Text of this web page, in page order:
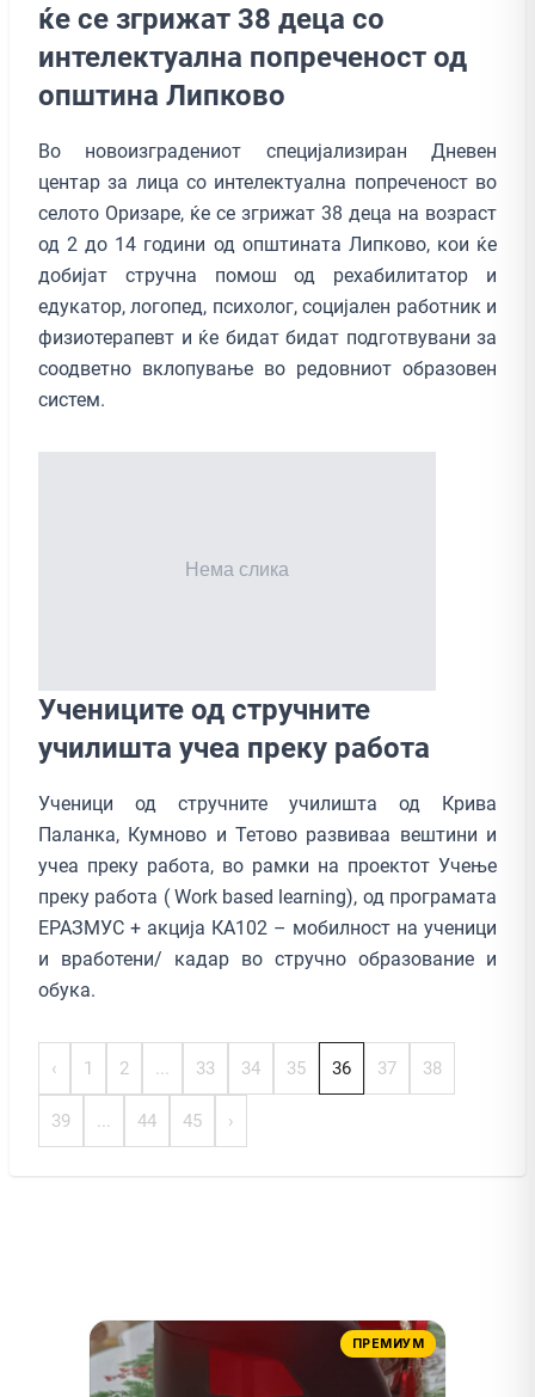
ќе се згрижат 38 деца со
интелектуална попреченост од
општина Липково
Во новоизградениот специјализиран Дневен
центар за лица со интелектуална попреченост во
селото Оризаре, ќе се згрижат 38 деца на возраст
од 2 до 14 години од општината Липково, кои ќе
добијат стручна помош од рехабилитатор и
едукатор, логопед, психолог, социјален работник и
физиотерапевт и ќе бидат бидат подготвувани за
соодветно вклопување во редовниот образовен
систем.
Учениците од стручните
училишта учеа преку работа
Ученици од стручните училишта од Крива
Паланка, Кумново и Тетово развиваа вештини и
учеа преку работа, во рамки на проектот Учење
преку работа ( Work based learning), од програмата
ЕРАЗМУС + акција КА102 – мобилност на ученици
и вработени/ кадар во стручно образование и
обука.
‹ 1 2 ... 33 34 35 36 37 38
39 ... 44 45 ›
ПРЕМИУМ